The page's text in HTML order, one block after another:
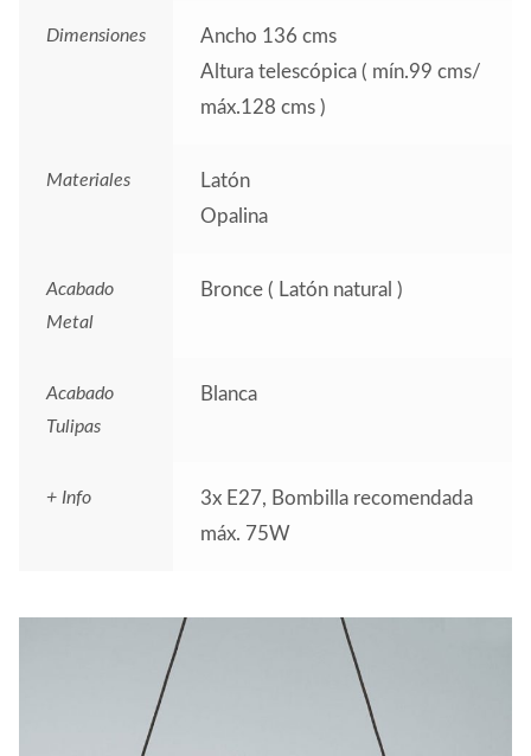
Dimensiones
Ancho 136 cms
Altura telescópica ( mín.99 cms/
máx.128 cms )
Materiales
Latón
Opalina
Acabado
Metal
Bronce ( Latón natural )
Acabado
Tulipas
Blanca
+ Info
3x E27, Bombilla recomendada
máx. 75W